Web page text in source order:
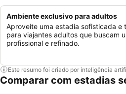
Ambiente exclusivo para adultos
Aproveite uma estadia sofisticada e
para viajantes adultos que buscam
profissional e refinado.
Este resumo foi criado por inteligência
Comparar com estadias